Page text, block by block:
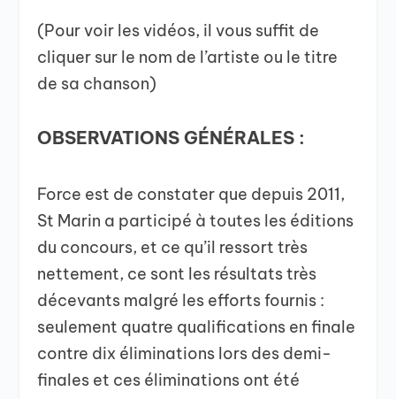
(Pour voir les vidéos, il vous suffit de
cliquer sur le nom de l’artiste ou le titre
de sa chanson)
OBSERVATIONS GÉNÉRALES :
Force est de constater que depuis 2011,
St Marin a participé à toutes les éditions
du concours, et ce qu’il ressort très
nettement, ce sont les résultats très
décevants malgré les efforts fournis :
seulement quatre qualifications en finale
contre dix éliminations lors des demi-
finales et ces éliminations ont été